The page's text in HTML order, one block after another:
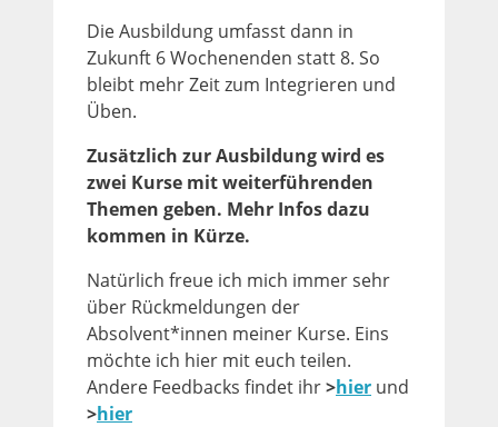
Die Ausbildung umfasst dann in
Zukunft 6 Wochenenden statt 8. So
bleibt mehr Zeit zum Integrieren und
Üben.
Zusätzlich zur Ausbildung wird es
zwei Kurse mit weiterführenden
Themen geben. Mehr Infos dazu
kommen in Kürze.
Natürlich freue ich mich immer sehr
über Rückmeldungen der
Absolvent*innen meiner Kurse. Eins
möchte ich hier mit euch teilen.
Andere Feedbacks findet ihr>hier und
>hier